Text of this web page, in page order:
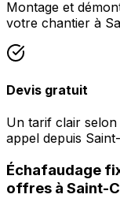
Montage et
votre chantier à
Devis gratuit
Un tarif clair
appel depuis
Échafaudage
offres à Saint-